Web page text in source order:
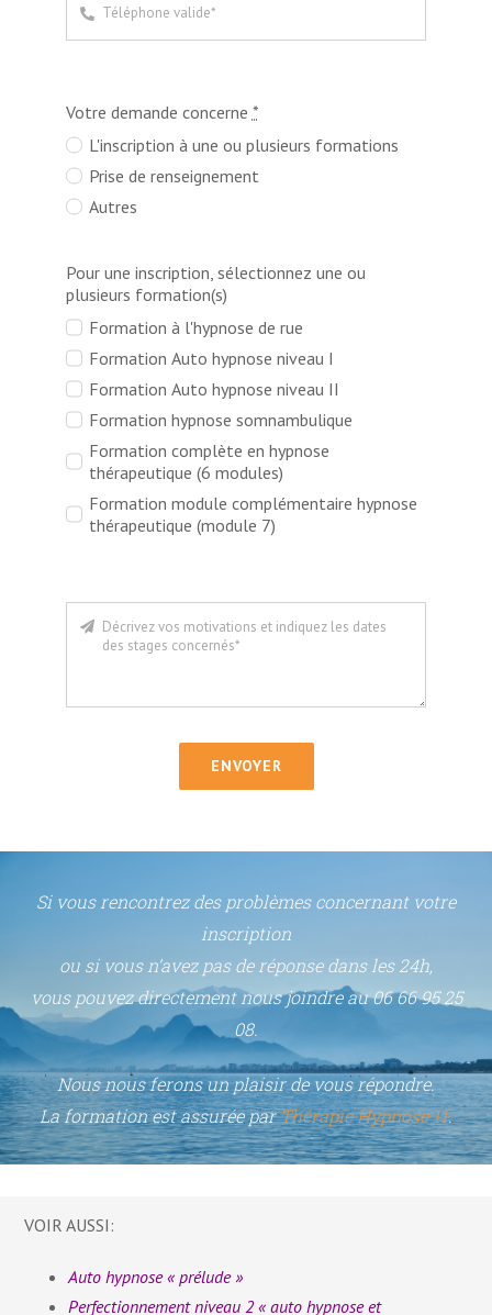
Quels sont les atouts de l’auto hypnose ?
Avis de nos stagiaires sur la formation Auto hypnose
Votre demande concerne *
L'inscription à une ou plusieurs formations
Prise de renseignement
Autres
Pour une inscription, sélectionnez une ou
plusieurs formation(s)
Formation à l'hypnose de rue
Formation Auto hypnose niveau I
Formation Auto hypnose niveau II
Formation hypnose somnambulique
Formation complète en hypnose
thérapeutique (6 modules)
Formation module complémentaire hypnose
thérapeutique (module 7)
ENVOYER
Si vous rencontrez des problèmes concernant votre
inscription
ou si vous n’avez pas de réponse dans les 24h,
vous pouvez directement nous joindre au 06 66 95 25
08.
Nous nous ferons un plaisir de vous répondre.
La formation est assurée parThérapie Hypnose 11.
VOIR AUSSI:
Auto hypnose « prélude »
Perfectionnement niveau 2 « auto hypnose et